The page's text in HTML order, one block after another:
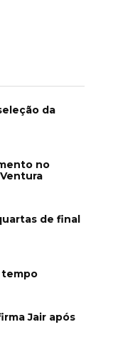
da
no
de final
tempo
Jair após